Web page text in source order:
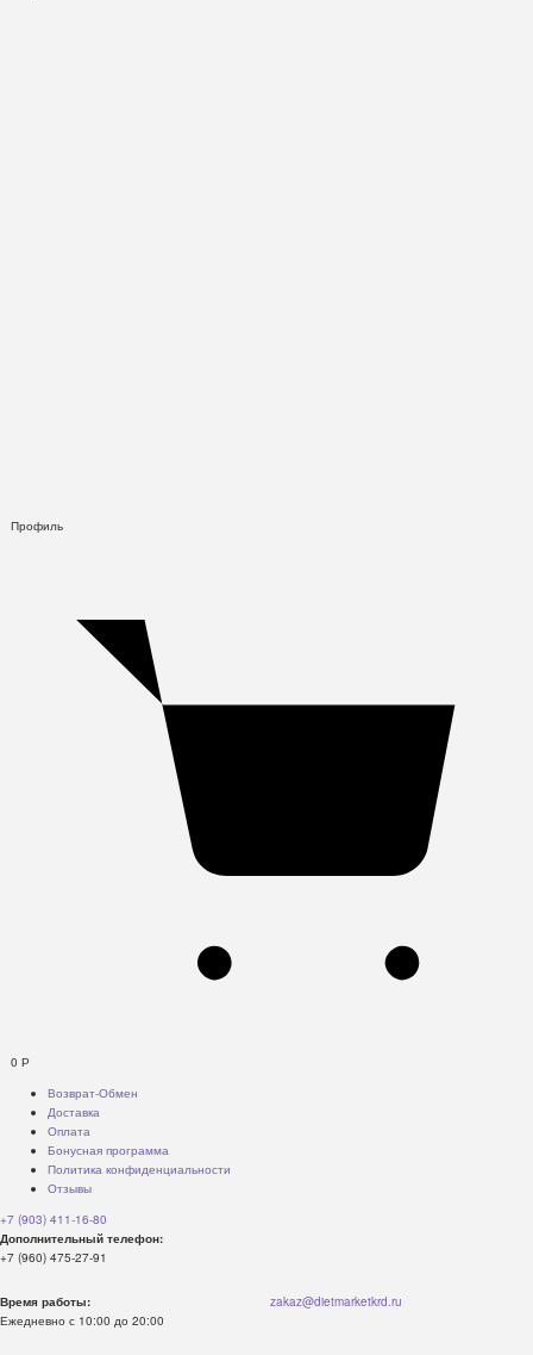
Профиль
0 Р
Возврат-Обмен
Доставка
Оплата
Бонусная программа
Политика конфиденциальности
Отзывы
+7 (903) 411-16-80
Дополнительный телефон:
+7 (960) 475-27-91
Время работы:
Ежедневно с 10:00 до 20:00
zakaz@dietmarketkrd.ru